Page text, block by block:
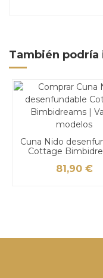
También podría
Cuna Nido
Cottage
81,90 €